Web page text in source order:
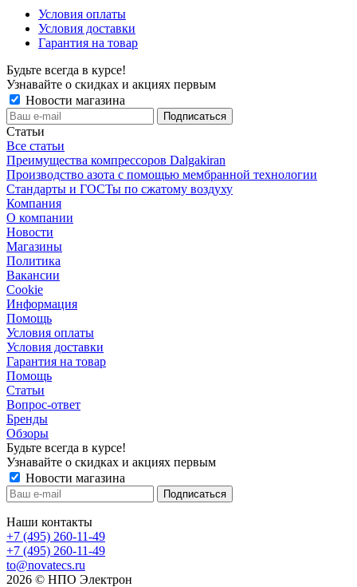
Условия оплаты
Условия доставки
Гарантия на товар
Будьте всегда в курсе!
Узнавайте о скидках и акциях первым
Новости магазина
Статьи
Все статьи
Преимущества компрессоров Dalgakiran
Производство азота с помощью мембранной технологии
Стандарты и ГОСТы по сжатому воздуху
Компания
О компании
Новости
Магазины
Политика
Вакансии
Сookie
Информация
Помощь
Условия оплаты
Условия доставки
Гарантия на товар
Помощь
Статьи
Вопрос-ответ
Бренды
Обзоры
Будьте всегда в курсе!
Узнавайте о скидках и акциях первым
Новости магазина
Наши контакты
+7 (495) 260-11-49
+7 (495) 260-11-49
to@novatecs.ru
2026 © НПО Электрон